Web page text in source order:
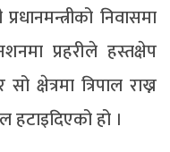
निवासमा
प्रहरीले हस्तक्षेप
त्रिपाल राख्न
हटाइदिएको हो ।